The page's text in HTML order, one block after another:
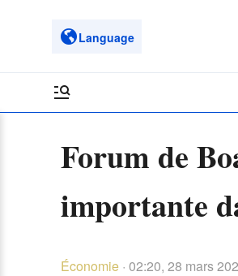
Language
Forum de
importante
Économie· 02:20, 28 mars